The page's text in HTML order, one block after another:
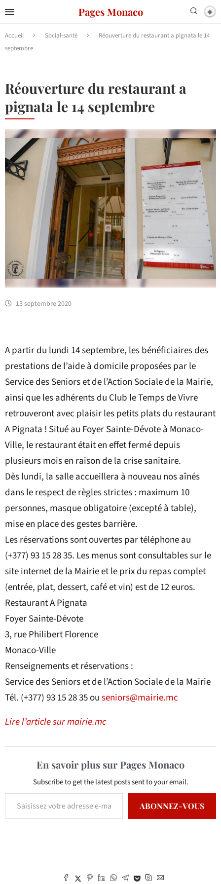
Pages Monaco
Accueil Social-santé
Réouverture du restaurant a pignata le 14
septembre
Réouverture du restaurant a
pignata le 14 septembre
13 septembre 2020
A partir du lundi 14 septembre, les bénéficiaires des
prestations de l’aide à domicile proposées par le
Service des Seniors et de l’Action Sociale de la Mairie,
ainsi que les adhérents du Club le Temps de Vivre
retrouveront avec plaisir les petits plats du restaurant
A Pignata ! Situé au Foyer Sainte-Dévote à Monaco-
Ville, le restaurant était en effet fermé depuis
plusieurs mois en raison de la crise sanitaire.
Dès lundi, la salle accueillera à nouveau nos aînés
dans le respect de règles strictes : maximum 10
personnes, masque obligatoire (excepté à table),
mise en place des gestes barrière.
Les réservations sont ouvertes par téléphone au
(+377) 93 15 28 35. Les menus sont consultables sur le
site internet de la Mairie et le prix du repas complet
(entrée, plat, dessert, café et vin) est de 12 euros.
Restaurant A Pignata
Foyer Sainte-Dévote
3, rue Philibert Florence
Monaco-Ville
Renseignements et réservations :
Service des Seniors et de l’Action Sociale de la Mairie
Tél. (+377) 93 15 28 35 ouseniors@mairie.mc
Lire l’article sur mairie.mc
En savoir plus sur Pages Monaco
Subscribe to get the latest posts sent to your email.
ABONNEZ-VOUS